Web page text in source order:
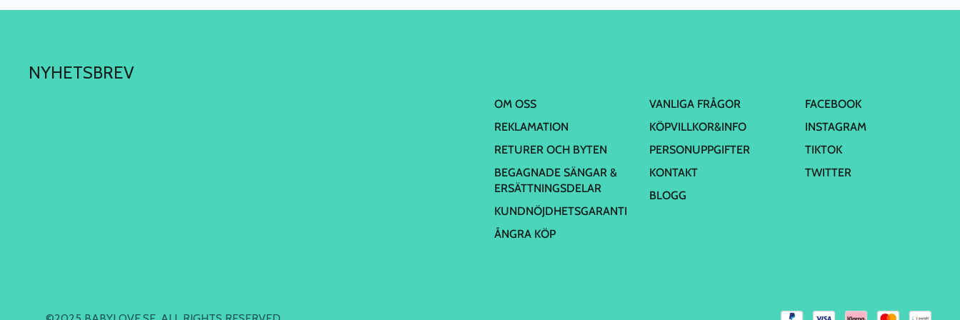
NYHETSBREV
OM OSS
REKLAMATION
RETURER OCH BYTEN
BEGAGNADE SÄNGAR &
ERSÄTTNINGSDELAR
KUNDNÖJDHETSGARANTI
ÅNGRA KÖP
VANLIGA FRÅGOR
KÖPVILLKOR&INFO
PERSONUPPGIFTER
KONTAKT
BLOGG
FACEBOOK
INSTAGRAM
TIKTOK
TWITTER